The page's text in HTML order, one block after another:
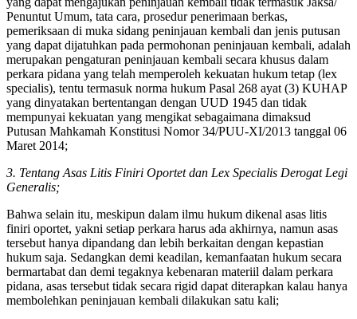
Penuntut Umum, tata cara, prosedur penerimaan berkas,
pemeriksaan di muka sidang peninjauan kembali dan jenis putusan
yang dapat dijatuhkan pada permohonan peninjauan kembali, adalah
merupakan pengaturan peninjauan kembali secara khusus dalam
perkara pidana yang telah memperoleh kekuatan hukum tetap (lex
specialis), tentu termasuk norma hukum Pasal 268 ayat (3) KUHAP
yang dinyatakan bertentangan dengan UUD 1945 dan tidak
mempunyai kekuatan yang mengikat sebagaimana dimaksud
Putusan Mahkamah Konstitusi Nomor 34/PUU-XI/2013 tanggal 06
Maret 2014;
3. Tentang Asas Litis Finiri Oportet dan Lex Specialis Derogat Legi
Generalis;
Bahwa selain itu, meskipun dalam ilmu hukum dikenal asas litis
finiri oportet, yakni setiap perkara harus ada akhirnya, namun asas
tersebut hanya dipandang dan lebih berkaitan dengan kepastian
hukum saja. Sedangkan demi keadilan, kemanfaatan hukum secara
bermartabat dan demi tegaknya kebenaran materiil dalam perkara
pidana, asas tersebut tidak secara rigid dapat diterapkan kalau hanya
membolehkan peninjauan kembali dilakukan satu kali;